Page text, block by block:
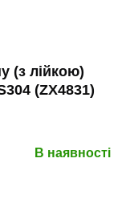
(з лійкою)
(ZX4831)
В наявності